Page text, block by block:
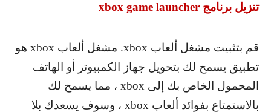
تنزيل برنامج xbox game launcher
قم بتثبيت مشغل ألعاب xbox. مشغل ألعاب xbox هو
تطبيق يسمح لك بتحويل جهاز الكمبيوتر أو الهاتف
المحمول الخاص بك إلى xbox ، مما يسمح لك
بالاستمتاع بفوائد ألعاب xbox ، وسوف يسعدك بلا